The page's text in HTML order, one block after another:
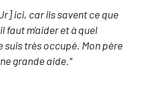
ici, car ils savent ce que
faut m'aider et à quel
très occupé. Mon père
grande aide."